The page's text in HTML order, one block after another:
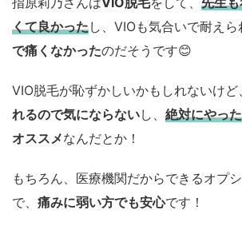
くて良かったし、VIOも気合いで耐え
で痛くなかったのだそうです😊
VIO脱毛が恥ずかしいかもしれないけど、
れるので気にならないし、 絶対にやっ
オススメなんだとか！
もちろん、医療機関だからできるオプ
で、 痛みに弱い方でも安心です！